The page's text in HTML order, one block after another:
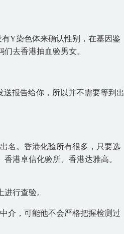
Y染色体来确认性别，在基因鉴
去香港抽血验男女。
报告给你，所以并不需要等到出
名。香港化验所有很多，只要选
港卓信化验所、香港达雅高。
行查验。
介，可能他不会严格把握检测过